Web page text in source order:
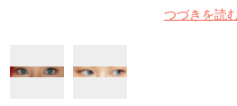
ける感じがありました。慣れればそこ
いは合わないかもしれません。参考に
つづきを読